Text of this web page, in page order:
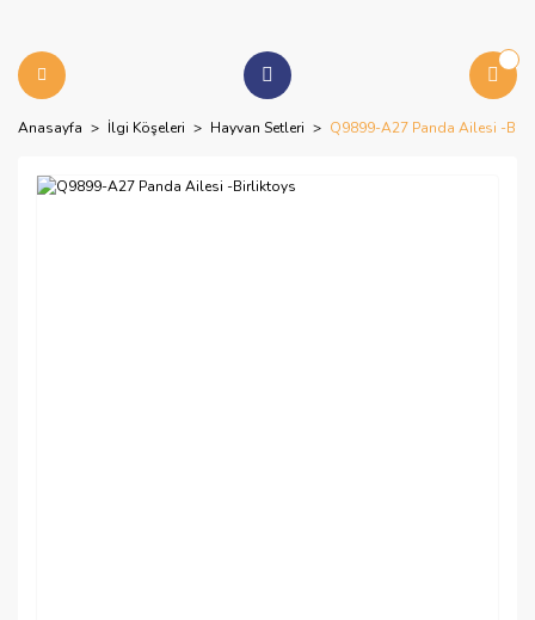
Anasayfa İlgi Köşeleri Hayvan Setleri Q9899-A27 Panda Ailesi -